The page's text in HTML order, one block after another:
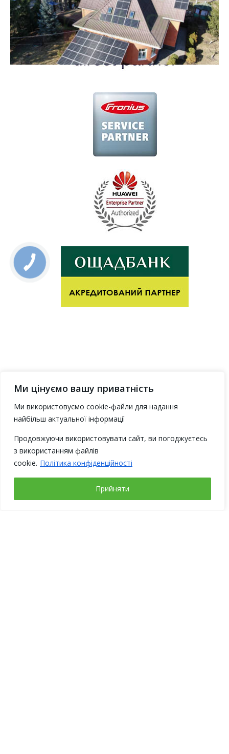
Ми цінуємо вашу приватність
Ми використовуємо cookie-файли для надання
найбільш актуальної інформації
Продовжуючи використовувати сайт, ви погоджуєтесь
з використанням файлів
cookie. Політика конфіденційності
Прийняти
КНОПКА
ЗВ'ЯЗКУ